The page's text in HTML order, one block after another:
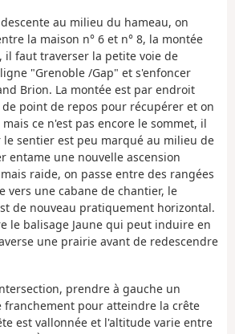
au milieu du hameau, on
la maison n° 6 et n° 8, la montée
il faut traverser la petite voie de
"Grenoble /Gap" et s'enfoncer
Brion. La montée est par endroit
point de repos pour récupérer et on
ce n'est pas encore le sommet, il
sentier est peu marqué au milieu de
entame une nouvelle ascension
raide, on passe entre des rangées
vers une cabane de chantier, le
de nouveau pratiquement horizontal.
le balisage Jaune qui peut induire en
une prairie avant de redescendre
prendre à gauche un
pour atteindre la crête
est vallonnée et l'altitude varie entre